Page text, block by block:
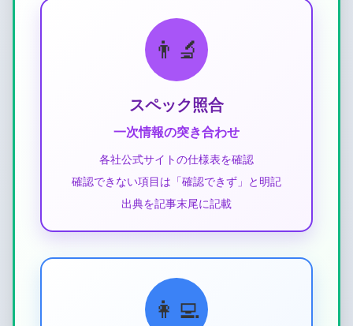
👨‍🔬
スペック照合
一次情報の突き合わせ
各社公式サイトの仕様表を確認
確認できない項目は「確認できず」と明記
出典を記事末尾に記載
👩‍💻